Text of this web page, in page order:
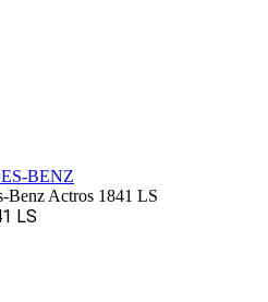
BENZ
Benz Actros 1841 LS
LS